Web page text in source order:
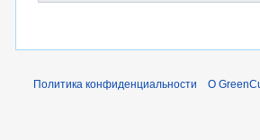
Политика конфиденциальности О